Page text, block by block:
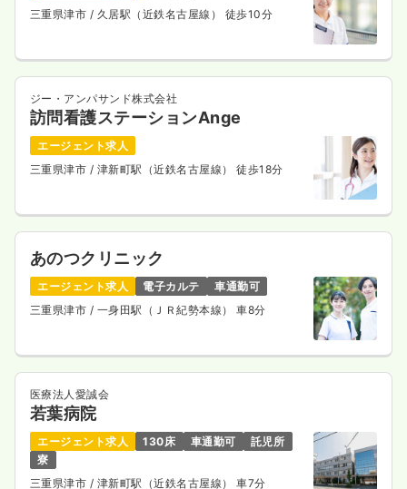
三重県津市 / 久居駅（近鉄名古屋線） 徒歩10分
ジー・アンパサンド株式会社
訪問看護ステーションAnge
エージェント求人
三重県津市 / 津新町駅（近鉄名古屋線） 徒歩18分
あのつクリニック
エージェント求人 電子カルテ
車通勤可
三重県津市 / 一身田駅（ＪＲ紀勢本線） 車8分
医療法人愛誠会
若葉病院
エージェント求人 130床 車通勤可
託児所
寮
三重県津市 / 津新町駅（近鉄名古屋線） 車7分